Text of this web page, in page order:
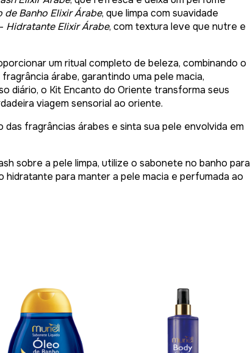
de Banho Elixir Árabe, que limpa com suavidade
Hidratante Elixir Árabe, com textura leve que nutre e
um ritual completo de beleza, combinando o
árabe, garantindo uma pele macia,
diário, o Kit Encanto do Oriente transforma seus
viagem sensorial ao oriente.
fragrâncias árabes e sinta sua pele envolvida em
sobre a pele limpa, utilize o sabonete no banho para
hidratante para manter a pele macia e perfumada ao